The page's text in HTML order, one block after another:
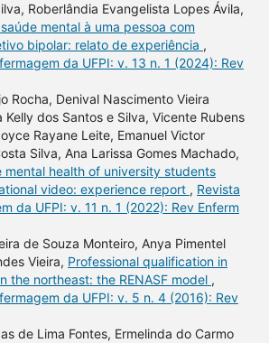
Roberlândia Evangelista Lopes Ávila,
mental à uma pessoa com
bipolar: relato de experiência ,
da UFPI: v. 13 n. 1 (2024): Rev
Rocha, Denival Nascimento Vieira
Kelly dos Santos e Silva, Vicente Rubens
Rayane Leite, Emanuel Victor
Silva, Ana Larissa Gomes Machado,
mental health of university students
video: experience report , Revista
da UFPI: v. 11 n. 1 (2022): Rev Enferm
de Souza Monteiro, Anya Pimentel
Vieira, Professional qualification in
the northeast: the RENASF model ,
da UFPI: v. 5 n. 4 (2016): Rev
de Lima Fontes, Ermelinda do Carmo